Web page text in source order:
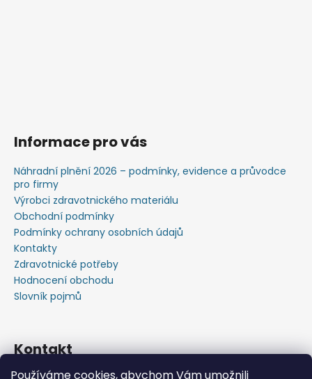
Používáme cookies, abychom Vám umožnili
Informace pro vás
Náhradní plnění 2026 – podmínky, evidence a průvodce
pro firmy
Výrobci zdravotnického materiálu
Obchodní podmínky
Podmínky ochrany osobních údajů
Kontakty
Zdravotnické potřeby
Hodnocení obchodu
Slovník pojmů
Kontakt